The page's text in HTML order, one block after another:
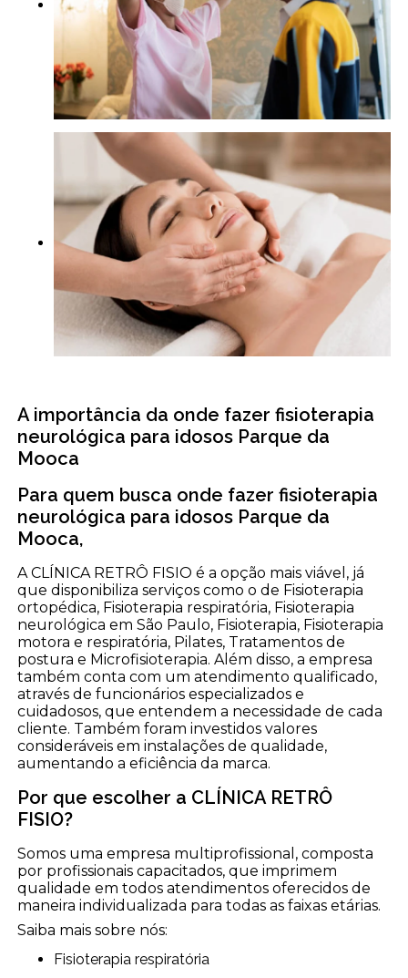
A importância da onde fazer fisioterapia
neurológica para idosos Parque da
Mooca
Para quem busca onde fazer fisioterapia
neurológica para idosos Parque da
Mooca,
A CLÍNICA RETRÔ FISIO é a opção mais viável, já
que disponibiliza serviços como o de Fisioterapia
ortopédica, Fisioterapia respiratória, Fisioterapia
neurológica em São Paulo, Fisioterapia, Fisioterapia
motora e respiratória, Pilates, Tratamentos de
postura e Microfisioterapia. Além disso, a empresa
também conta com um atendimento qualificado,
através de funcionários especializados e
cuidadosos, que entendem a necessidade de cada
cliente. Também foram investidos valores
consideráveis em instalações de qualidade,
aumentando a eficiência da marca.
Por que escolher a CLÍNICA RETRÔ
FISIO?
Somos uma empresa multiprofissional, composta
por profissionais capacitados, que imprimem
qualidade em todos atendimentos oferecidos de
maneira individualizada para todas as faixas etárias.
Saiba mais sobre nós:
Fisioterapia respiratória